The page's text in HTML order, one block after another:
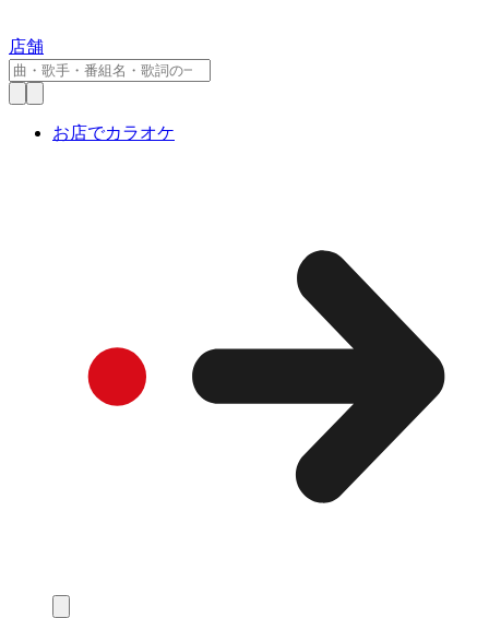
店舗
お店でカラオケ